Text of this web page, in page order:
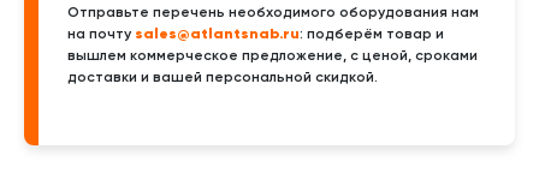
Отправьте перечень необходимого оборудования нам
на почту sales@atlantsnab.ru: подберём товар и
вышлем коммерческое предложение, с ценой, сроками
доставки и вашей персональной скидкой.